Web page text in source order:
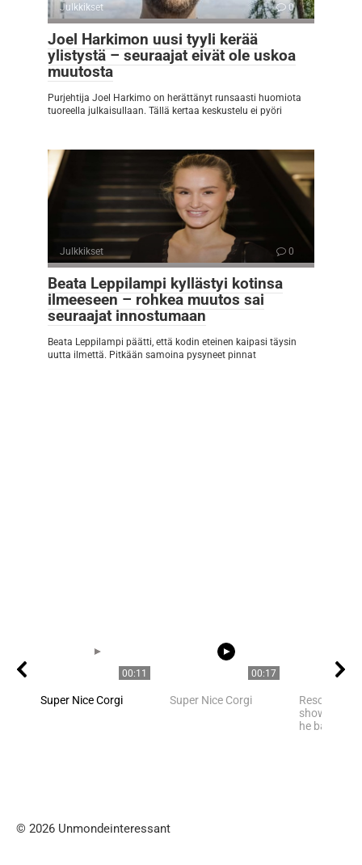
Julkkikset 0
Joel Harkimon uusi tyyli kerää
ylistystä – seuraajat eivät ole uskoa
muutosta
Purjehtija Joel Harkimo on herättänyt runsaasti huomiota
tuoreella julkaisullaan. Tällä kertaa keskustelu ei pyöri
Julkkikset 0
Beata Leppilampi kyllästyi kotinsa
ilmeeseen – rohkea muutos sai
seuraajat innostumaan
Beata Leppilampi päätti, että kodin eteinen kaipasi täysin
uutta ilmettä. Pitkään samoina pysyneet pinnat
00:11
Super Nice Corgi
00:17
Super Nice Corgi
Rescued
shows
he bathes
© 2026 Unmondeinteressant